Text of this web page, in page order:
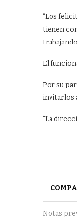
“Los
tienen
El
Por su
invitarlos
“La
Notas